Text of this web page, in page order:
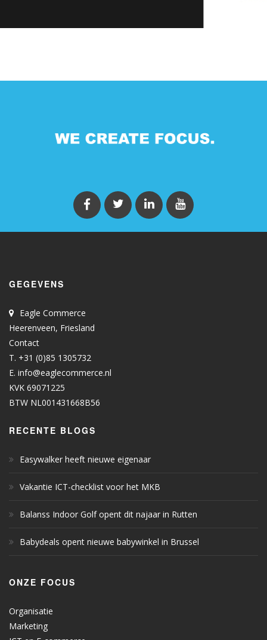
GEGEVENS
Eagle Commerce
Heerenveen, Friesland
Contact
T. +31 (0)85 1305732
E. info@eaglecommerce.nl
KVK 69071225
BTW NL001431668B56
RECENTE BLOGS
Easywalker heeft nieuwe eigenaar
Vakantie ICT-checklist voor het MKB
Balanss Indoor Golf opent dit najaar in Rutten
Babydeals opent nieuwe babywinkel in Brussel
ONZE FOCUS
Organisatie
Marketing